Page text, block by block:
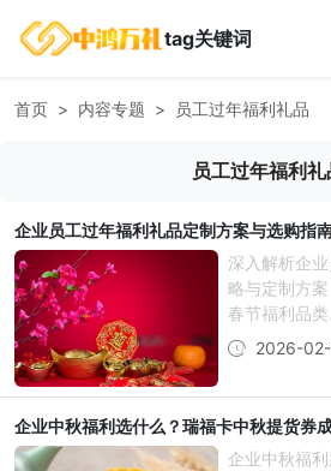
tag关键词
首页 内容专题 员工过年福利礼品
员工过年福利礼
企业员工过年福利礼品定制方案与选购指
深入解析企
略与定制方案
春节福利品类
2026-
企业中秋福利选什么？瑞福卡中秋提货券
企业中秋福